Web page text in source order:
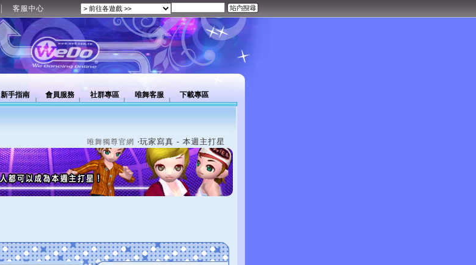
客服中心
新手指南 會員服務 社群專區 唯舞客服 下載專區
唯舞獨尊官網 ‧玩家寫真 - 本週主打星